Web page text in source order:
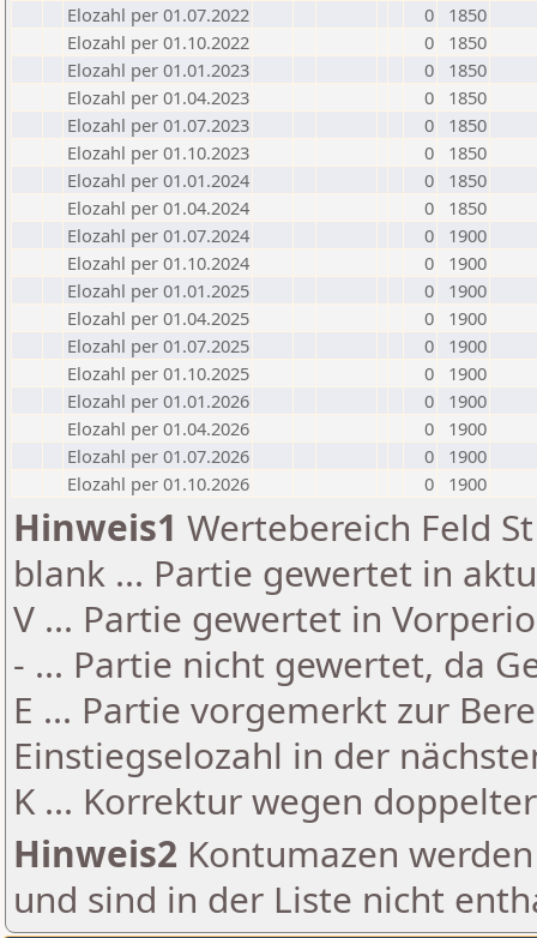
Elozahl per 01.07.2022
0
1850
Elozahl per 01.10.2022
0
1850
Elozahl per 01.01.2023
0
1850
Elozahl per 01.04.2023
0
1850
Elozahl per 01.07.2023
0
1850
Elozahl per 01.10.2023
0
1850
Elozahl per 01.01.2024
0
1850
Elozahl per 01.04.2024
0
1850
Elozahl per 01.07.2024
0
1900
Elozahl per 01.10.2024
0
1900
Elozahl per 01.01.2025
0
1900
Elozahl per 01.04.2025
0
1900
Elozahl per 01.07.2025
0
1900
Elozahl per 01.10.2025
0
1900
Elozahl per 01.01.2026
0
1900
Elozahl per 01.04.2026
0
1900
Elozahl per 01.07.2026
0
1900
Elozahl per 01.10.2026
0 1900
Hinweis1 Wertebereich Feld
blank ... Partie gewertet in
V ... Partie gewertet in
- ... Partie nicht gewertet, da
E ... Partie vorgemerkt zur
Einstiegselozahl in der
K ... Korrektur wegen
Hinweis2 Kontumazen
und sind in der Liste nicht